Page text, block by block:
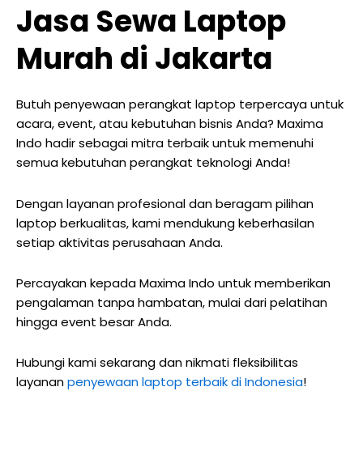
Jasa Sewa Laptop
Murah di Jakarta
Butuh penyewaan perangkat laptop terpercaya untuk
acara, event, atau kebutuhan bisnis Anda? Maxima
Indo hadir sebagai mitra terbaik untuk memenuhi
semua kebutuhan perangkat teknologi Anda!
Dengan layanan profesional dan beragam pilihan
laptop berkualitas, kami mendukung keberhasilan
setiap aktivitas perusahaan Anda.
Percayakan kepada Maxima Indo untuk memberikan
pengalaman tanpa hambatan, mulai dari pelatihan
hingga event besar Anda.
Hubungi kami sekarang dan nikmati fleksibilitas
layananpenyewaan laptop terbaik di Indonesia!